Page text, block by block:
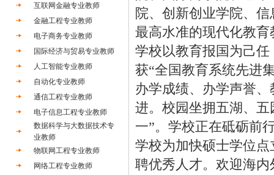
互联网金融专业教师
金融工程专业教师
电子商务专业教师
国际经济与贸易专业教师
人工智能专业教师
自动化专业教师
通信工程专业教师
电子信息工程专业教师
数据科学与大数据技术专
业教师
物联网工程专业教师
网络工程专业教师
院、创新创业学院、
最高水准的现代化教育
学校以教育报国为己
获“全国教育系统先进
办学成绩、办学声誉
进。校园坐拥五湖、
一”。学校正在砥砺前
学校为加快硕士学位
聘优秀人才。欢迎海